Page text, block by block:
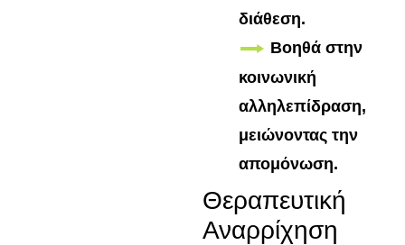
διάθεση.
Βοηθά στην
κοινωνική
αλληλεπίδραση,
μειώνοντας την
απομόνωση.
Θεραπευτική
Αναρρίχηση